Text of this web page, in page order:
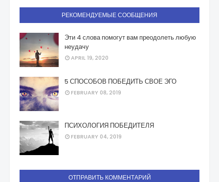
РЕКОМЕНДУЕМЫЕ СООБЩЕНИЯ
Эти 4 слова помогут вам преодолеть любую
неудачу
APRIL 19, 2020
5 СПОСОБОВ ПОБЕДИТЬ СВОЕ ЭГО
FEBRUARY 08, 2019
ПСИХОЛОГИЯ ПОБЕДИТЕЛЯ
FEBRUARY 04, 2019
ОТПРАВИТЬ КОММЕНТАРИЙ